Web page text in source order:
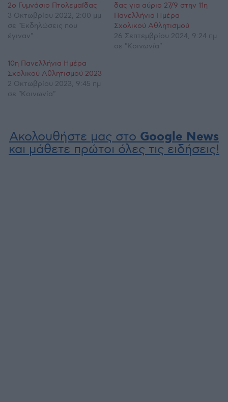
2ο Γυμνάσιο Πτολεμαΐδας
3 Οκτωβρίου 2022, 2:00 μμ
σε "Εκδηλώσεις που
έγιναν"
δας για αύριο 27/9 στην 11η
Πανελλήνια Ημέρα
Σχολικού Αθλητισμού
26 Σεπτεμβρίου 2024, 9:24 πμ
σε "Κοινωνία"
10η Πανελλήνια Ημέρα
Σχολικού Αθλητισμού 2023
2 Οκτωβρίου 2023, 9:45 πμ
σε "Κοινωνία"
Ακολουθήστε μας στο Google News
και μάθετε πρώτοι όλες τις ειδήσεις!